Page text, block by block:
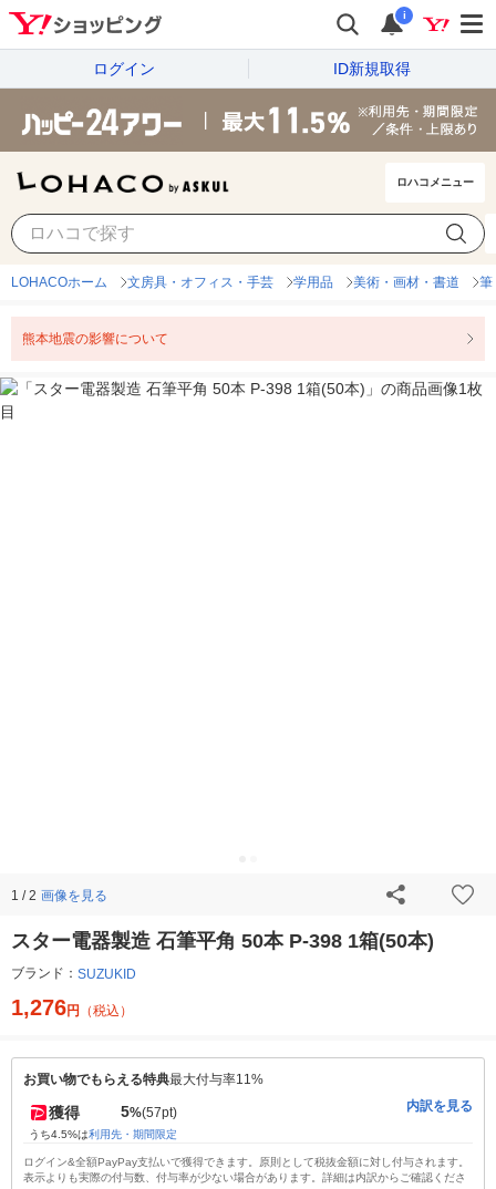
i
ログイン ID新規取得
ロハコメニュー
LOHACOホーム 文房具・オフィス・手芸 学用品 美術・画材・書道 筆
熊本地震の影響について
1 / 2 画像を見る
スター電器製造 石筆平角 50本 P-398 1箱(50本)
ブランド： SUZUKID
1,276円 （税込）
お買い物でもらえる特典最大付与率11%
獲得 5%(57pt)
うち4.5%は利用先・期間限定
内訳を見る
ログイン&全額PayPay支払いで獲得できます。原則として税抜金額に対し付与されます。
表示よりも実際の付与数、付与率が少ない場合があります。詳細は内訳からご確認くださ